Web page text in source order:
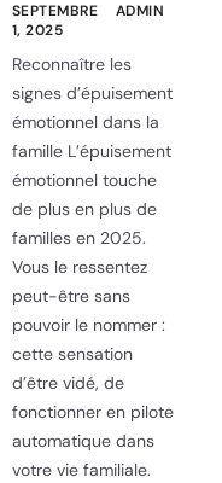
SEPTEMBRE
1, 2025
ADMIN
Reconnaître les
signes d’épuisement
émotionnel dans la
famille L’épuisement
émotionnel touche
de plus en plus de
familles en 2025.
Vous le ressentez
peut-être sans
pouvoir le nommer :
cette sensation
d’être vidé, de
fonctionner en pilote
automatique dans
votre vie familiale.